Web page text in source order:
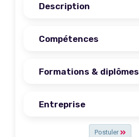
Postuler
Description
Compétences
Formations & diplômes
Entreprise